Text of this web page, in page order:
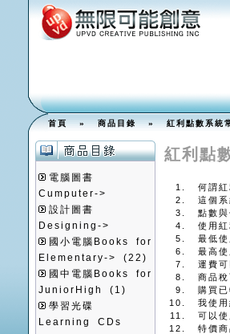
首頁»商品目錄» 紅利點數系統常
電腦圖書
Cumputer->
設計圖書
Designing->
國小電腦Books for
Elementary->
(22)
國中電腦Books for
JuniorHigh
(1)
學習光碟
Learning CDs
紅利點
何謂
這個
點數與
使用
最低
最高
運費
商品
購買
我使
可以
特價